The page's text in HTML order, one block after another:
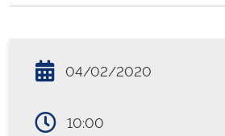
04/02/2020
10:00